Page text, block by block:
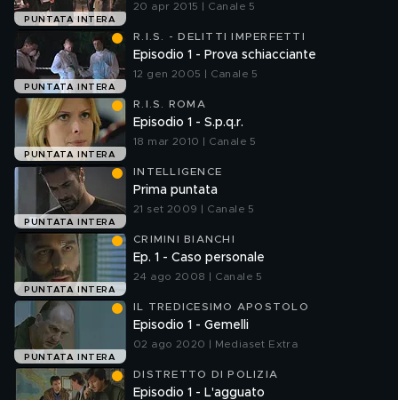
PUNTATA INTERA
20 apr 2015 | Canale 5
PUNTATA INTERA
R.I.S. - DELITTI IMPERFETTI
Episodio 1 - Prova schiacciante
12 gen 2005 | Canale 5
PUNTATA INTERA
R.I.S. ROMA
Episodio 1 - S.p.q.r.
18 mar 2010 | Canale 5
PUNTATA INTERA
INTELLIGENCE
Prima puntata
21 set 2009 | Canale 5
PUNTATA INTERA
CRIMINI BIANCHI
Ep. 1 - Caso personale
24 ago 2008 | Canale 5
PUNTATA INTERA
IL TREDICESIMO APOSTOLO
Episodio 1 - Gemelli
02 ago 2020 | Mediaset Extra
DISTRETTO DI POLIZIA
Episodio 1 - L'agguato